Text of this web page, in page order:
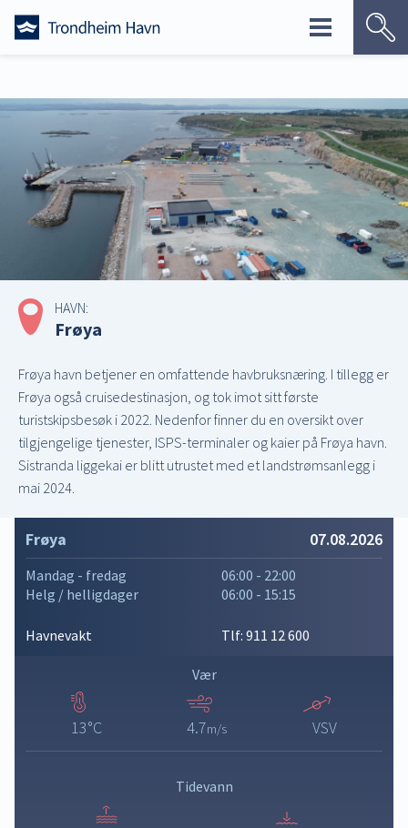
Skip
HAVN:
Frøya
Frøya havn betjener en omfattende havbruksnæring. I tillegg er
Frøya også cruisedestinasjon, og tok imot sitt første
turistskipsbesøk i 2022. Nedenfor finner du en oversikt over
tilgjengelige tjenester, ISPS-terminaler og kaier på Frøya havn.
Sistranda liggekai er blitt utrustet med et landstrømsanlegg i
mai 2024.
Frøya 07.08.2026
Mandag - fredag
06:00 - 22:00
Helg / helligdager
06:00 - 15:15
Havnevakt Tlf: 911 12 600
Vær
13°C 4.7m/s VSV
Tidevann